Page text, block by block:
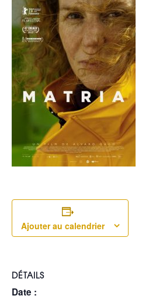
Ajouter au calendrier
DÉTAILS
Date :